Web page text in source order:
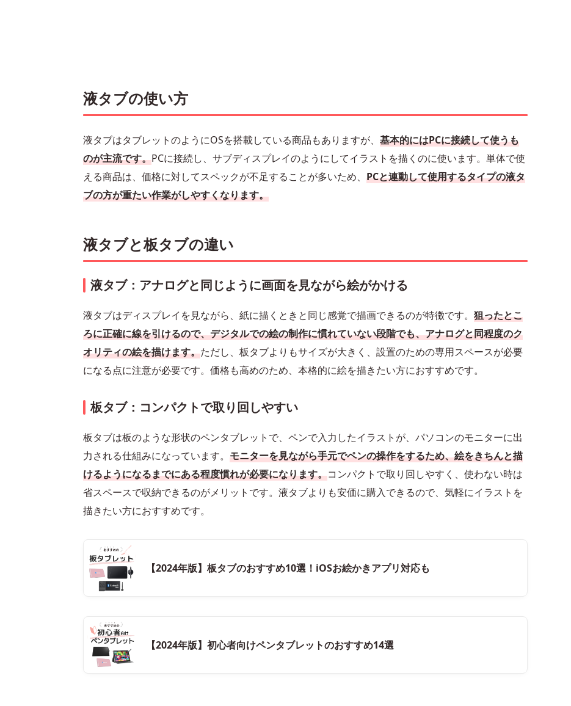
液タブの使い方
液タブはタブレットのようにOSを搭載している商品もありますが、 基本的にはPCに接続して使うも
のが主流です。PCに接続し、サブディスプレイのようにしてイラストを描くのに使います。単体で使
える商品は、価格に対してスペックが不足することが多いため、 PCと連動して使用するタイプの液タ
ブの方が重たい作業がしやすくなります。
液タブと板タブの違い
液タブ：アナログと同じように画面を見ながら絵がかける
液タブはディスプレイを見ながら、紙に描くときと同じ感覚で描画できるのが特徴です。 狙ったとこ
ろに正確に線を引けるので、デジタルでの絵の制作に慣れていない段階でも、アナログと同程度のク
オリティの絵を描けます。ただし、板タブよりもサイズが大きく、設置のための専用スペースが必要
になる点に注意が必要です。価格も高めのため、本格的に絵を描きたい方におすすめです。
板タブ：コンパクトで取り回しやすい
板タブは板のような形状のペンタブレットで、ペンで入力したイラストが、パソコンのモニターに出
力される仕組みになっています。 モニターを見ながら手元でペンの操作をするため、絵をきちんと描
けるようになるまでにある程度慣れが必要になります。コンパクトで取り回しやすく、使わない時は
省スペースで収納できるのがメリットです。液タブよりも安価に購入できるので、気軽にイラストを
描きたい方におすすめです。
【2024年版】板タブのおすすめ10選！iOSお絵かきアプリ対応も
【2024年版】初心者向けペンタブレットのおすすめ14選